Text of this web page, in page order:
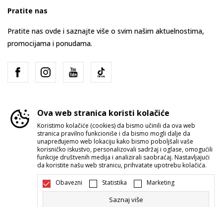
Pratite nas
Pratite nas ovde i saznajte više o svim našim aktuelnostima,
promocijama i ponudama.
Srbija Promenite
Ova web stranica koristi kolačiće
Koristimo kolačiće (cookies) da bismo učinili da ova web
stranica pravilno funkcioniše i da bismo mogli dalje da
unapređujemo web lokaciju kako bismo poboljšali vaše
korisničko iskustvo, personalizovali sadržaj i oglase, omogućili
funkcije društvenih medija i analizirali saobraćaj. Nastavljajući
da koristite našu web stranicu, prihvatate upotrebu kolačića.
Obavezni Statistika Marketing
Saznaj više